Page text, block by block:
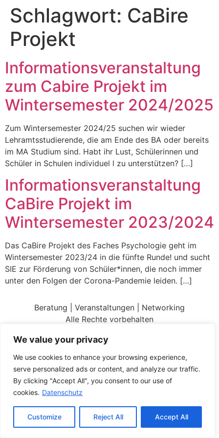
We value your privacy
We use cookies to enhance your browsing experience,
serve personalized ads or content, and analyze our traffic.
By clicking "Accept All", you consent to our use of
cookies. Datenschutz
Customize Reject All Accept All
Schlagwort: CaBire
Projekt
Informationsveranstaltung
zum Cabire Projekt im
Wintersemester 2024/2025
Zum Wintersemester 2024/25 suchen wir wieder
Lehramtsstudierende, die am Ende des BA oder bereits
im MA Studium sind. Habt ihr Lust, Schülerinnen und
Schüler in Schulen individuel l zu unterstützen? […]
Informationsveranstaltung
CaBire Projekt im
Wintersemester 2023/2024
Das CaBire Projekt des Faches Psychologie geht im
Wintersemester 2023/24 in die fünfte Runde! und sucht
SIE zur Förderung von Schüler*innen, die noch immer
unter den Folgen der Corona-Pandemie leiden. […]
Beratung | Veranstaltungen | Networking
Alle Rechte vorbehalten